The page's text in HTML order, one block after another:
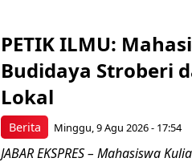
Berita
PETIK ILMU:
Budidaya Stroberi
Lokal
Minggu, 9 Agu 2026 - 17:54
JABAR EKSPRES – Mahasiswa